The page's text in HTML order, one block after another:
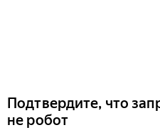
Подтвердите, что
не робот